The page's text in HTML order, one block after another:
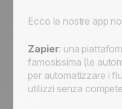
Ecco le nostre app
Zapier: una
famosissima (le
per automatizzare i
utilizzi senza